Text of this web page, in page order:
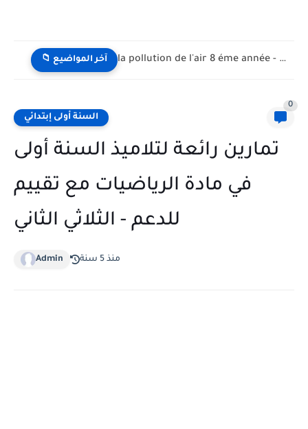
📁 آخر المواضيع la pollution de l'air 8 éme année - تلوث الهواء...
السنة أولى إبتدائي
0
تمارين رائعة لتلاميذ السنة أولى
في مادة الرياضيات مع تقييم
للدعم - الثلاثي الثاني
Admin منذ 5 سنة